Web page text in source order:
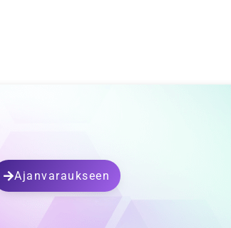
Ajanvaraukseen